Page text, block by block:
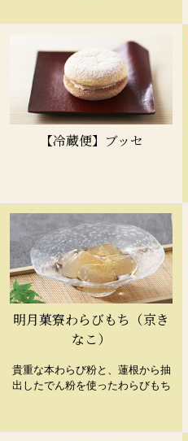
【冷蔵便】ブッセ
明月菓寮わらびもち（京き
なこ）
貴重な本わらび粉と、蓮根から抽
出したでん粉を使ったわらびもち